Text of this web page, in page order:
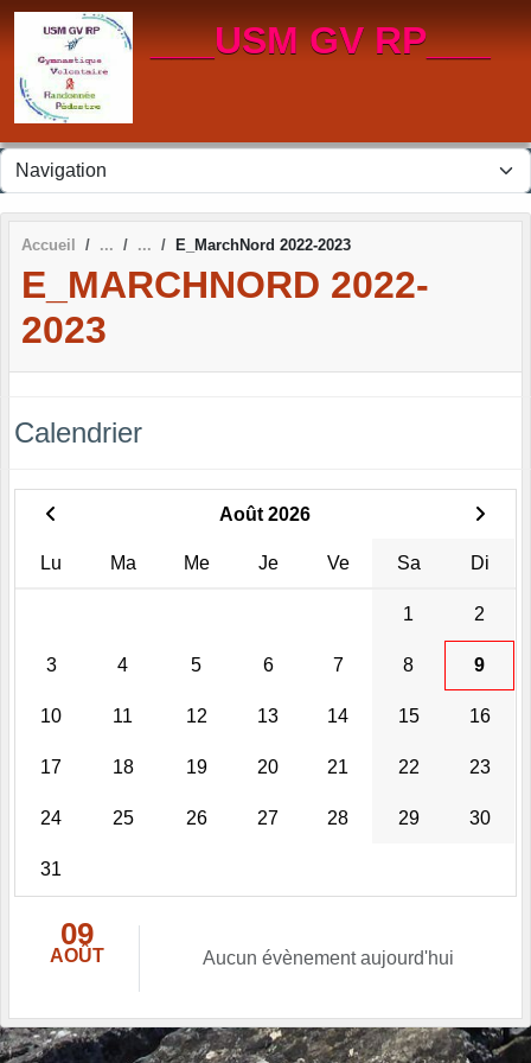
___USM GV RP___
Accueil E_MarchNord 2022-2023
E_MARCHNORD 2022-
2023
Calendrier
Août 2026
Lu Ma Me Je Ve Sa Di
1 2
3 4 5 6 7 8 9
10 11 12 13 14 15 16
17 18 19 20 21 22 23
24 25 26 27 28 29 30
31
09
AOÛT Aucun évènement aujourd'hui
Panneau de gestion des cookies